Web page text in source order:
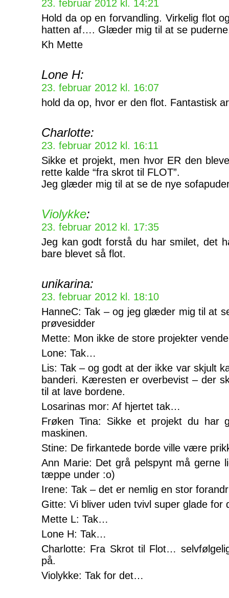
23. februar 2012 kl. 14:21
Hold da op en forvandling. Virkelig flot
hatten af…. Glæder mig til at se
Kh Mette
Lone H:
23. februar 2012 kl. 16:07
hold da op, hvor er den flot. Fantastisk
Charlotte:
23. februar 2012 kl. 16:11
Sikke et projekt, men hvor ER den
rette kalde “fra skrot til FLOT”.
Jeg glæder mig til at se de nye
Violykke:
23. februar 2012 kl. 17:35
Jeg kan godt forstå du har smilet, det
bare blevet så flot.
unikarina:
23. februar 2012 kl. 18:10
HanneC: Tak – og jeg glæder mig til at
prøvesidder
Mette: Mon ikke de store projekter
Lone: Tak…
Lis: Tak – og godt at der ikke var skjult
banderi. Kæresten er overbevist – der
til at lave bordene.
Losarinas mor: Af hjertet tak…
Frøken Tina: Sikke et projekt du har
maskinen.
Stine: De firkantede borde ville være
Ann Marie: Det grå pelspynt må gerne
tæppe under :o)
Irene: Tak – det er nemlig en stor
Gitte: Vi bliver uden tvivl super glade for
Mette L: Tak…
Lone H: Tak…
Charlotte: Fra Skrot til Flot…
på.
Violykke: Tak for det…